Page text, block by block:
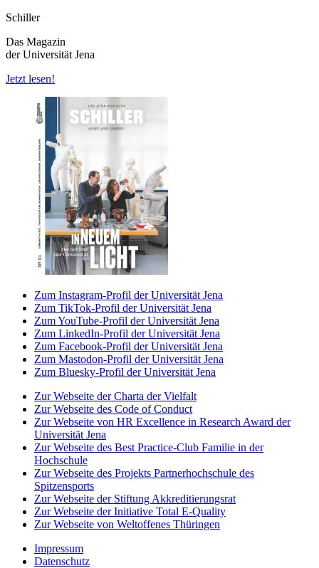
Schiller
Das Magazin
der Universität Jena
Jetzt lesen!
Zum Instagram-Profil der Universität Jena
Zum TikTok-Profil der Universität Jena
Zum YouTube-Profil der Universität Jena
Zum LinkedIn-Profil der Universität Jena
Zum Facebook-Profil der Universität Jena
Zum Mastodon-Profil der Universität Jena
Zum Bluesky-Profil der Universität Jena
Zur Webseite der Charta der Vielfalt
Zur Webseite des Code of Conduct
Zur Webseite von HR Excellence in Research Award der
Universität Jena
Zur Webseite des Best Practice-Club Familie in der
Hochschule
Zur Webseite des Projekts Partnerhochschule des
Spitzensports
Zur Webseite der Stiftung Akkreditierungsrat
Zur Webseite der Initiative Total E-Quality
Zur Webseite von Weltoffenes Thüringen
Impressum
Datenschutz